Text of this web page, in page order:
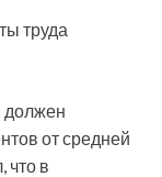
труда
должен
от средней
что в